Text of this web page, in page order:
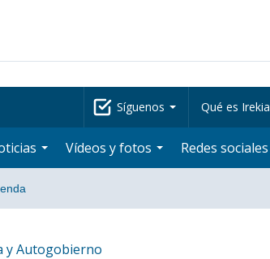
Síguenos Qué es Irekia
Vídeos y fotos Redes sociales
y Autogobierno